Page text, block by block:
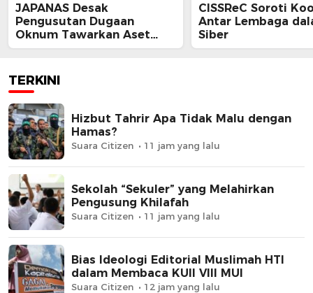
JAPANAS Desak
Pengusutan Dugaan
Oknum Tawarkan Aset
Negara, Minta Pemerintah
CISSReC Soroti
Antar Lembaga
Siber
TERKINI
Hizbut Tahrir Apa Tidak Malu dengan
Hamas?
Suara Citizen 11 jam yang lalu
Sekolah “Sekuler” yang Melahirkan
Pengusung Khilafah
Suara Citizen 11 jam yang lalu
Bias Ideologi Editorial Muslimah HTI
dalam Membaca KUII VIII MUI
Suara Citizen 12 jam yang lalu